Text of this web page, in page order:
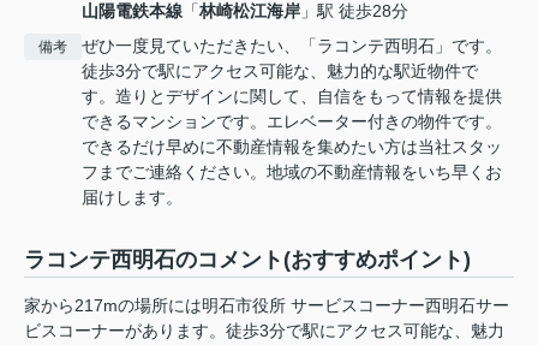
山陽電鉄本線 「林崎松江海岸 」駅 徒歩28分
備考
ぜひ一度見ていただきたい、「ラコンテ西明石」です。
徒歩3分で駅にアクセス可能な、魅力的な駅近物件で
す。造りとデザインに関して、自信をもって情報を提供
できるマンションです。エレベーター付きの物件です。
できるだけ早めに不動産情報を集めたい方は当社スタッ
フまでご連絡ください。地域の不動産情報をいち早くお
届けします。
ラコンテ西明石のコメント(おすすめポイント)
家から217mの場所には明石市役所 サービスコーナー西明石サー
ビスコーナーがあります。徒歩3分で駅にアクセス可能な、魅力